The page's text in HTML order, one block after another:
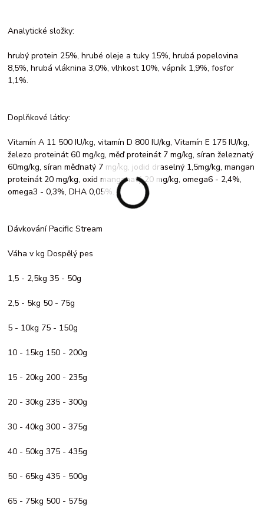
Analytické složky:
hrubý protein 25%, hrubé oleje a tuky 15%, hrubá popelovina
8,5%, hrubá vláknina 3,0%, vlhkost 10%, vápník 1,9%, fosfor
1,1%.
Doplňkové látky:
Vitamín A 11 500 IU/kg, vitamín D 800 IU/kg, Vitamín E 175 IU/kg,
železo proteinát 60 mg/kg, měď proteinát 7 mg/kg, síran železnatý
60mg/kg, síran měďnatý 7 mg/kg, jodid draselný 1,5mg/kg, mangan
proteinát 20 mg/kg, oxid manganatý 20 mg/kg, omega6 - 2,4%,
omega3 - 0,3%, DHA 0,05%.
Dávkování Pacific Stream
Váha v kg Dospělý pes
1,5 - 2,5kg 35 - 50g
2,5 - 5kg 50 - 75g
5 - 10kg 75 - 150g
10 - 15kg 150 - 200g
15 - 20kg 200 - 235g
20 - 30kg 235 - 300g
30 - 40kg 300 - 375g
40 - 50kg 375 - 435g
50 - 65kg 435 - 500g
65 - 75kg 500 - 575g